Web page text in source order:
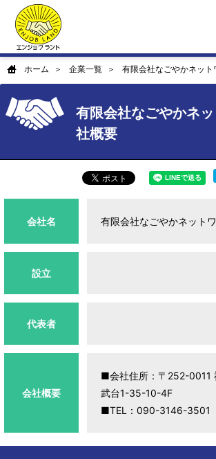
ホーム 企業一覧 有限会社なごやかネット
有限会社なごやかネ
社概要
会社名 有限会社なごやかネット
設立
代表者
会社概要
■会社住所：〒252-0011
武台1-35-10-4F
■TEL：090-3146-3501